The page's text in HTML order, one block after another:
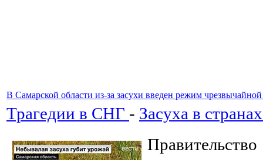
В Самарской области из-за засухи введен режим
Трагедии в СНГ - Засуха в